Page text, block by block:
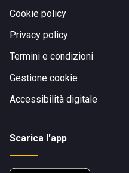
Cookie policy
Privacy policy
Termini e condizioni
Gestione cookie
Accessibilità digitale
Scarica l'app